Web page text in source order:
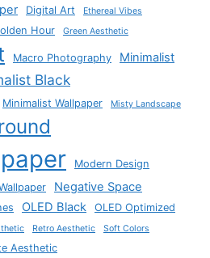
Digital Art
Ethereal Vibes
Hour Green Aesthetic
Macro Photography Minimalist
Black
Minimalist Wallpaper Misty Landscape
Modern Design
Negative Space
OLED Black OLED Optimized
Retro Aesthetic
Soft Colors
Aesthetic